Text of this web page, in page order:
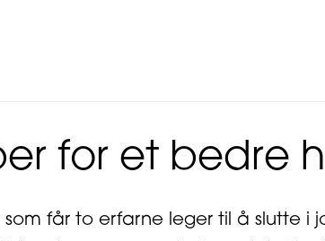
for et bedre
får to erfarne leger til å slutte i